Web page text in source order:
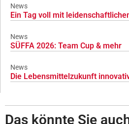
News
Ein Tag voll mit
News
SÜFFA 2026: Team Cup & mehr
News
Die Lebensmittelzukunft
Das könnte Sie